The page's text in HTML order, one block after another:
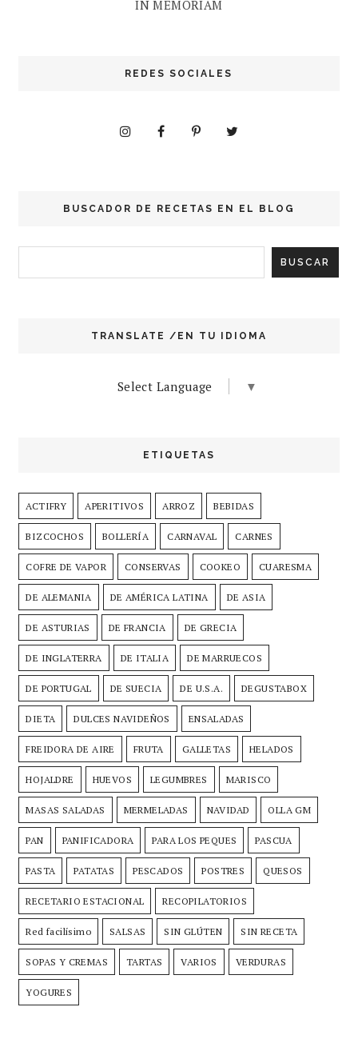
IN MEMORIAM
REDES SOCIALES
BUSCADOR DE RECETAS EN EL BLOG
TRANSLATE /EN TU IDIOMA
Select Language ▼
ETIQUETAS
ACTIFRY APERITIVOS ARROZ BEBIDAS
BIZCOCHOS BOLLERÍA CARNAVAL CARNES
COFRE DE VAPOR CONSERVAS COOKEO CUARESMA
DE ALEMANIA DE AMÉRICA LATINA DE ASIA
DE ASTURIAS DE FRANCIA DE GRECIA
DE INGLATERRA DE ITALIA DE MARRUECOS
DE PORTUGAL DE SUECIA DE U.S.A. DEGUSTABOX
DIETA DULCES NAVIDEÑOS ENSALADAS
FREIDORA DE AIRE FRUTA GALLETAS HELADOS
HOJALDRE HUEVOS LEGUMBRES MARISCO
MASAS SALADAS MERMELADAS NAVIDAD OLLA GM
PAN PANIFICADORA PARA LOS PEQUES PASCUA
PASTA PATATAS PESCADOS POSTRES QUESOS
RECETARIO ESTACIONAL RECOPILATORIOS
Red facilísimo SALSAS SIN GLÚTEN SIN RECETA
SOPAS Y CREMAS TARTAS VARIOS VERDURAS
YOGURES